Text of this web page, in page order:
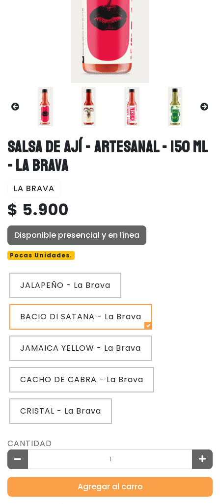
SALSA DE AJÍ - ARTESANAL - 150 ML
- LA BRAVA
LA BRAVA
$ 5.900
Disponible presencial y en línea
Pocas Unidades.
JALAPEÑO - La Brava
BACIO DI SATANA - La Brava
JAMAICA YELLOW - La Brava
CACHO DE CABRA - La Brava
CRISTAL - La Brava
CANTIDAD
Agregar al carro